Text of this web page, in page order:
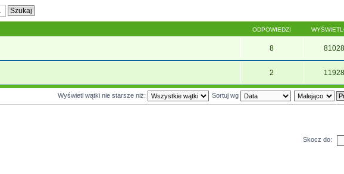
ODPOWIEDZI
8 81028
2 11928
Wyświetl wątki nie starsze niż: Sortuj wg
Skocz do: